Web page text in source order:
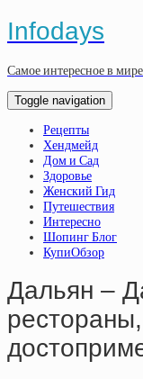
Infodays
Самое интересное в мире
Toggle navigation
Рецепты
Хендмейд
Дом и Сад
Здоровье
Женский Гид
Путешествия
Интересно
Шопинг Блог
КупиОбзор
Дальян –
рестораны,